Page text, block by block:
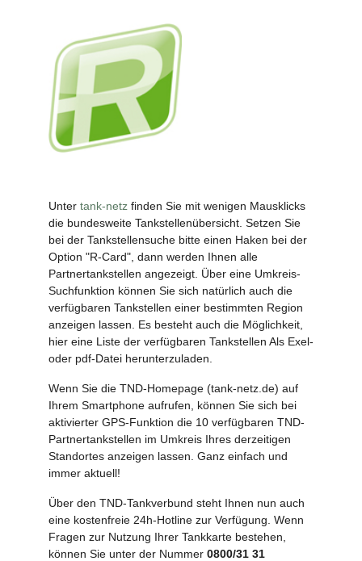
Unter tank-netz finden Sie mit wenigen Mausklicks
die bundesweite Tankstellenübersicht. Setzen Sie
bei der Tankstellensuche bitte einen Haken bei der
Option "R-Card", dann werden Ihnen alle
Partnertankstellen angezeigt. Über eine Umkreis-
Suchfunktion können Sie sich natürlich auch die
verfügbaren Tankstellen einer bestimmten Region
anzeigen lassen. Es besteht auch die Möglichkeit,
hier eine Liste der verfügbaren Tankstellen Als Exel-
oder pdf-Datei herunterzuladen.
Wenn Sie die TND-Homepage (tank-netz.de) auf
Ihrem Smartphone aufrufen, können Sie sich bei
aktivierter GPS-Funktion die 10 verfügbaren TND-
Partnertankstellen im Umkreis Ihres derzeitigen
Standortes anzeigen lassen. Ganz einfach und
immer aktuell!
Über den TND-Tankverbund steht Ihnen nun auch
eine kostenfreie 24h-Hotline zur Verfügung. Wenn
Fragen zur Nutzung Ihrer Tankkarte bestehen,
können Sie unter der Nummer 0800/31 31